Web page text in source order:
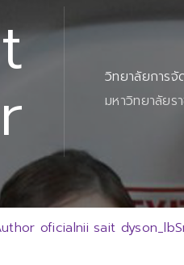
วิทยาลัยการจั
มหาวิทยาลัยร
oficialnii sait